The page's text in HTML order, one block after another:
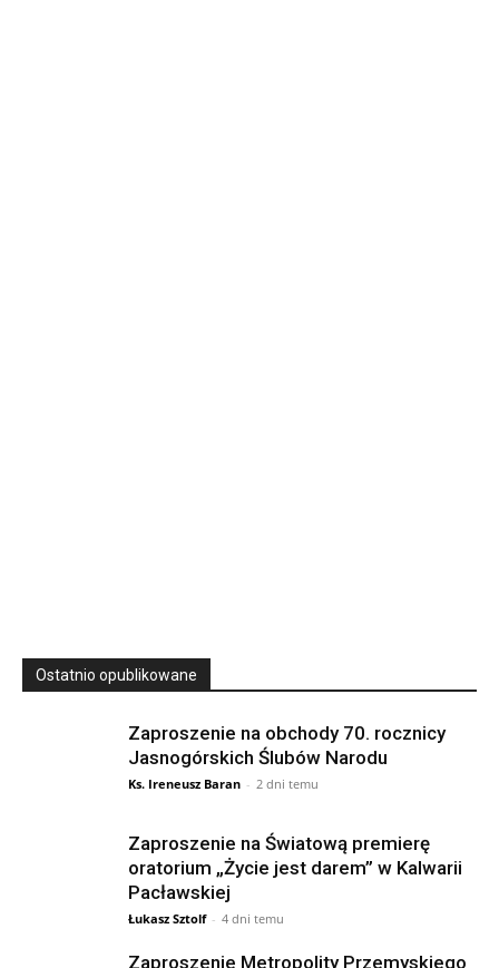
Ostatnio opublikowane
Zaproszenie na obchody 70. rocznicy
Jasnogórskich Ślubów Narodu
Ks. Ireneusz Baran - 2 dni temu
Zaproszenie na Światową premierę
oratorium „Życie jest darem” w Kalwarii
Pacławskiej
Łukasz Sztolf - 4 dni temu
Zaproszenie Metropolity Przemyskiego